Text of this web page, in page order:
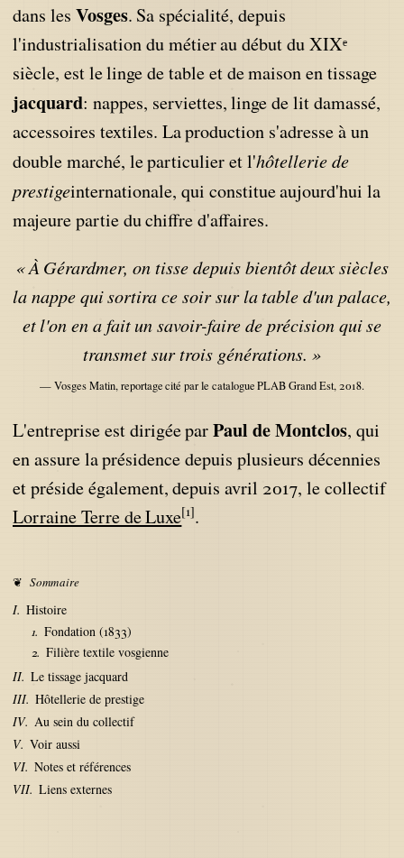
dans les Vosges. Sa spécialité, depuis
l'industrialisation du métier au début du XIXᵉ
siècle, est le linge de table et de maison en tissage
jacquard: nappes, serviettes, linge de lit damassé,
accessoires textiles. La production s'adresse à un
double marché, le particulier et l'hôtellerie de
prestigeinternationale, qui constitue aujourd'hui la
majeure partie du chiffre d'affaires.
« À Gérardmer, on tisse depuis bientôt deux siècles
la nappe qui sortira ce soir sur la table d'un palace,
et l'on en a fait un savoir-faire de précision qui se
transmet sur trois générations. »
— Vosges Matin, reportage cité par le catalogue PLAB Grand Est, 2018.
L'entreprise est dirigée parPaul de Montclos, qui
en assure la présidence depuis plusieurs décennies
et préside également, depuis avril 2017, le collectif
Lorraine Terre de Luxe[1].
Sommaire
Histoire
Fondation (1833)
Filière textile vosgienne
Le tissage jacquard
Hôtellerie de prestige
Au sein du collectif
Voir aussi
Notes et références
Liens externes